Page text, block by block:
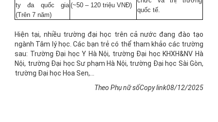
ty đa quốc gia
(Trên 7 năm)
(~50 – 120 triệu VNĐ)
quốc tế.
Hiện tại, nhiều trường đại học trên cả nước đang đào tạo
ngành Tâm lý học. Các bạn trẻ có thể tham khảo các trường
sau: Trường Đại học Y Hà Nội, trường Đại học KHXH&NV Hà
Nội, trường Đại học Sư phạm Hà Nội, trường Đại học Sài Gòn,
trường Đại học Hoa Sen,...
Theo Phụ nữ sốCopy link08/12/2025